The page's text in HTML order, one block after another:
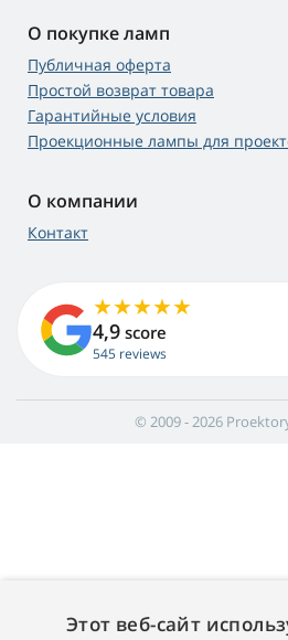
О покупке ламп
Публичная оферта
Простой возврат товара
Гарантийные условия
Проекционные лампы для
О компании
Контакт
4,9 score
545 reviews
© 2009 - 2026
Этот веб-сайт